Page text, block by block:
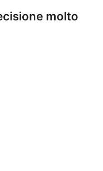
molto